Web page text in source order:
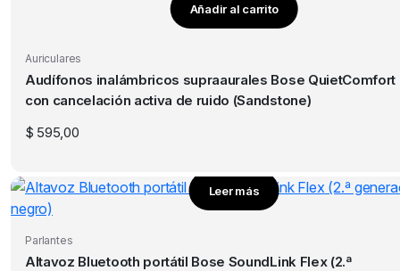
Añadir al carrito
Auriculares
Audífonos inalámbricos supraaurales Bose QuietComfort
con cancelación activa de ruido (Sandstone)
$ 595,00
Leer más
Parlantes
Altavoz Bluetooth portátil Bose SoundLink Flex (2.ª